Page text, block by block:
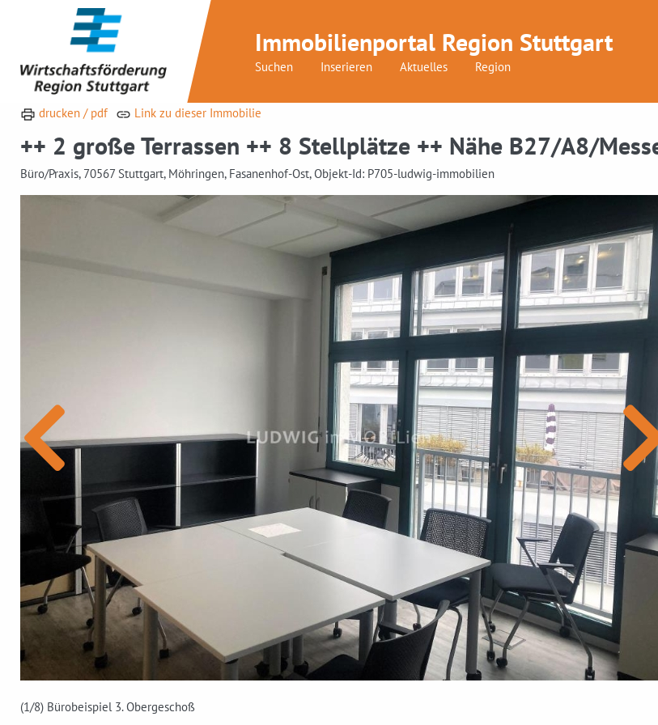
Immobilienportal Region Stuttgart
Suchen Inserieren Aktuelles Region
drucken / pdf Link zu dieser Immobilie
++ 2 große Terrassen ++ 8 Stellplätze ++ Nähe B27/A8/
Büro/Praxis, 70567 Stuttgart, Möhringen, Fasanenhof-Ost, Objekt-Id: P705-ludwig-immobilien
(1/8) Bürobeispiel 3. Obergeschoß